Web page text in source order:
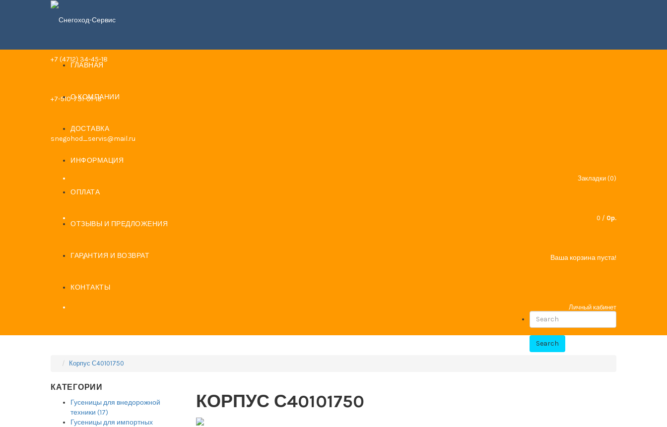
+7 (4712) 34-45-18
+7-910-731-01-18
snegohod_servis@mail.ru
Закладки (0)
0 / 0р.
Ваша корзина пуста!
Личный кабинет
ГЛАВНАЯ
О КОМПАНИИ
ДОСТАВКА
ИНФОРМАЦИЯ
ОПЛАТА
ОТЗЫВЫ И ПРЕДЛОЖЕНИЯ
ГАРАНТИЯ И ВОЗВРАТ
КОНТАКТЫ
Search
Корпус С40101750
КАТЕГОРИИ
Гусеницы для внедорожной
техники (17)
Гусеницы для импортных
КОРПУС С40101750